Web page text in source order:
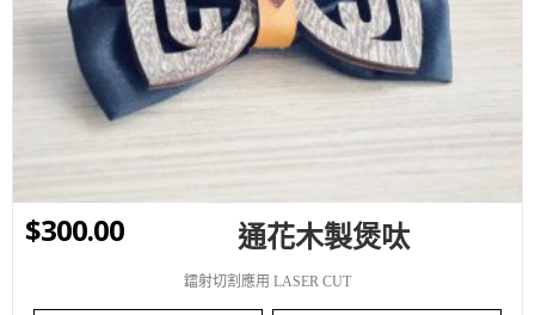
WISHLIST
$300.00 通花木製煲呔
鐳射切割應用 LASER CUT